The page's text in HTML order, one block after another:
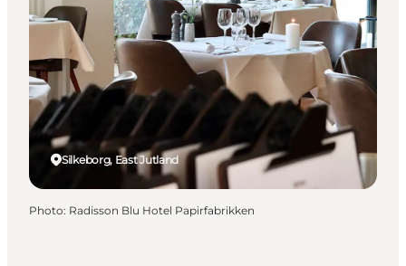
Destinations
Quoi faire
Hébergements
Planifiez votre voyage
Silkeborg, East Jutland
Photo: Radisson Blu Hotel Papirfabrikken